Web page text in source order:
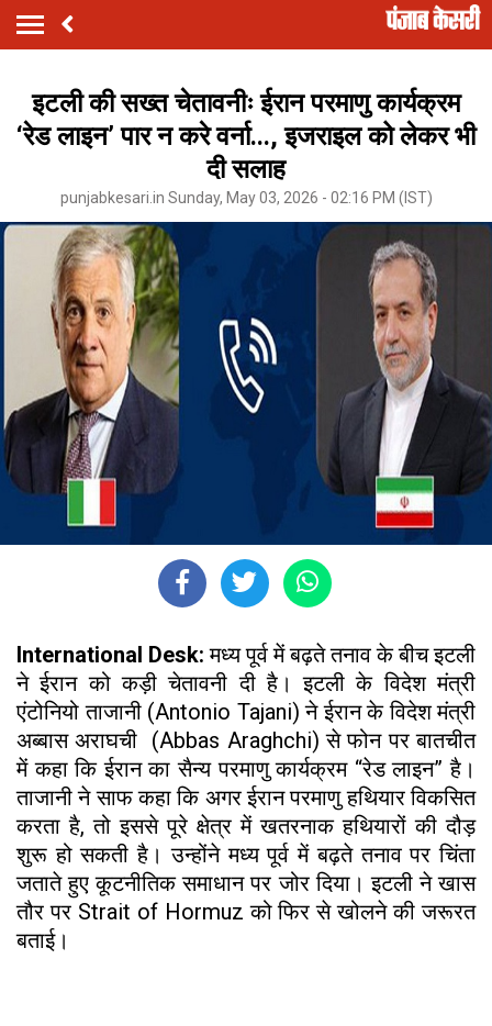
इटली की सख्त चेतावनीः ईरान परमाणु कार्यक्रम
‘रेड लाइन’ पार न करे वर्ना..., इजराइल को लेकर भी
दी सलाह
punjabkesari.in Sunday, May 03, 2026 - 02:16 PM (IST)
International Desk:मध्य पूर्व में बढ़ते तनाव के बीच इटली
ने ईरान को कड़ी चेतावनी दी है। इटली के विदेश मंत्री
एंटोनियो ताजानी (Antonio Tajani) ने ईरान के विदेश मंत्री
अब्बास अराघची (Abbas Araghchi) से फोन पर बातचीत
में कहा कि ईरान का सैन्य परमाणु कार्यक्रम “रेड लाइन” है।
ताजानी ने साफ कहा कि अगर ईरान परमाणु हथियार विकसित
करता है, तो इससे पूरे क्षेत्र में खतरनाक हथियारों की दौड़
शुरू हो सकती है। उन्होंने मध्य पूर्व में बढ़ते तनाव पर चिंता
जताते हुए कूटनीतिक समाधान पर जोर दिया। इटली ने खास
तौर पर Strait of Hormuz को फिर से खोलने की जरूरत
बताई।